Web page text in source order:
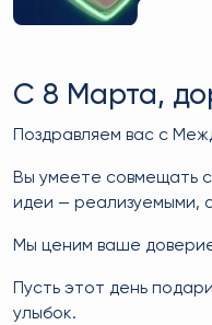
С 8 Марта,
Поздравляем вас с
Вы умеете совмещать
идеи — реализуемыми,
Мы ценим ваше
Пусть этот день
улыбок.